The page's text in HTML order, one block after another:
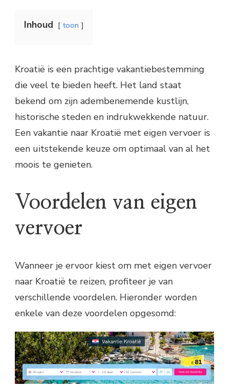
Inhoud toon
Kroatië is een prachtige vakantiebestemming
die veel te bieden heeft. Het land staat
bekend om zijn adembenemende kustlijn,
historische steden en indrukwekkende natuur.
Een vakantie naar Kroatië met eigen vervoer is
een uitstekende keuze om optimaal van al het
moois te genieten.
Voordelen van eigen
vervoer
Wanneer je ervoor kiest om met eigen vervoer
naar Kroatië te reizen, profiteer je van
verschillende voordelen. Hieronder worden
enkele van deze voordelen opgesomd: